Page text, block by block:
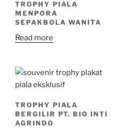
TROPHY PIALA
MENPORA
SEPAKBOLA WANITA
Read more
TROPHY PIALA
BERGILIR PT. BIO INTI
AGRINDO